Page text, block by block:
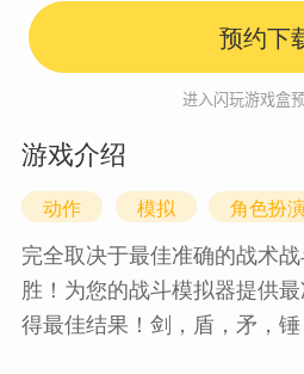
预约下
进入闪玩游戏盒
游戏介绍
动作 模拟 角色扮
完全取决于最佳准确的战术
胜！为您的战斗模拟器提供
得最佳结果！剑，盾，矛，